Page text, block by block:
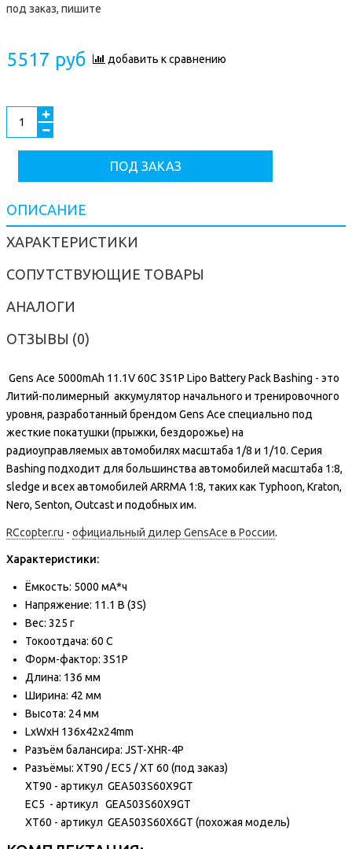
под заказ, пишите
5517 руб добавить к сравнению
ПОД ЗАКАЗ
ОПИСАНИЕ
ХАРАКТЕРИСТИКИ
СОПУТСТВУЮЩИЕ ТОВАРЫ
АНАЛОГИ
ОТЗЫВЫ (0)
Gens Ace 5000mAh 11.1V 60C 3S1P Lipo Battery Pack Bashing - это
Литий-полимерный аккумулятор начального и тренировочного
уровня, разработанный брендом Gens Ace специально под
жесткие покатушки (прыжки, бездорожье) на
радиоуправляемых автомобилях масштаба 1/8 и 1/10. Серия
Bashing подходит для большинства автомобилей масштаба 1:8,
sledge и всех автомобилей ARRMA 1:8, таких как Typhoon, Kraton,
Nero, Senton, Outcast и подобных им.
RCcopter.ru - официальный дилер GensAce в России.
Характеристики:
Ёмкость: 5000 мА*ч
Напряжение: 11.1 В (3S)
Вес: 325 г
Токоотдача: 60 C
Форм-фактор: 3S1P
Длина: 136 мм
Ширина: 42 мм
Высота: 24 мм
LxWxH 136x42x24mm
Разъём балансира: JST-XHR-4P
Разъёмы: XT90 / EC5 / XT 60 (под заказ)
XT90 - артикул GEA503S60X9GT
EC5 - артикул GEA503S60X9GT
XT60 - артикул GEA503S60X6GT (похожая модель)